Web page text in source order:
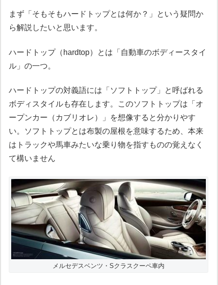
まず「そもそもハードトップとは何か？」という疑問か
ら解説したいと思います。
ハードトップ（hardtop）とは「自動車のボディースタイ
ル」の一つ。
ハードトップの対義語には「ソフトトップ」と呼ばれる
ボディスタイルも存在します。このソフトトップは「オ
ープンカー（カブリオレ）」を想像すると分かりやす
い。ソフトトップとは布製の屋根を意味するため、本来
はトラックや馬車みたいな乗り物を指すものの覚えなく
て構いません
メルセデスベンツ・Sクラスクーペ車内